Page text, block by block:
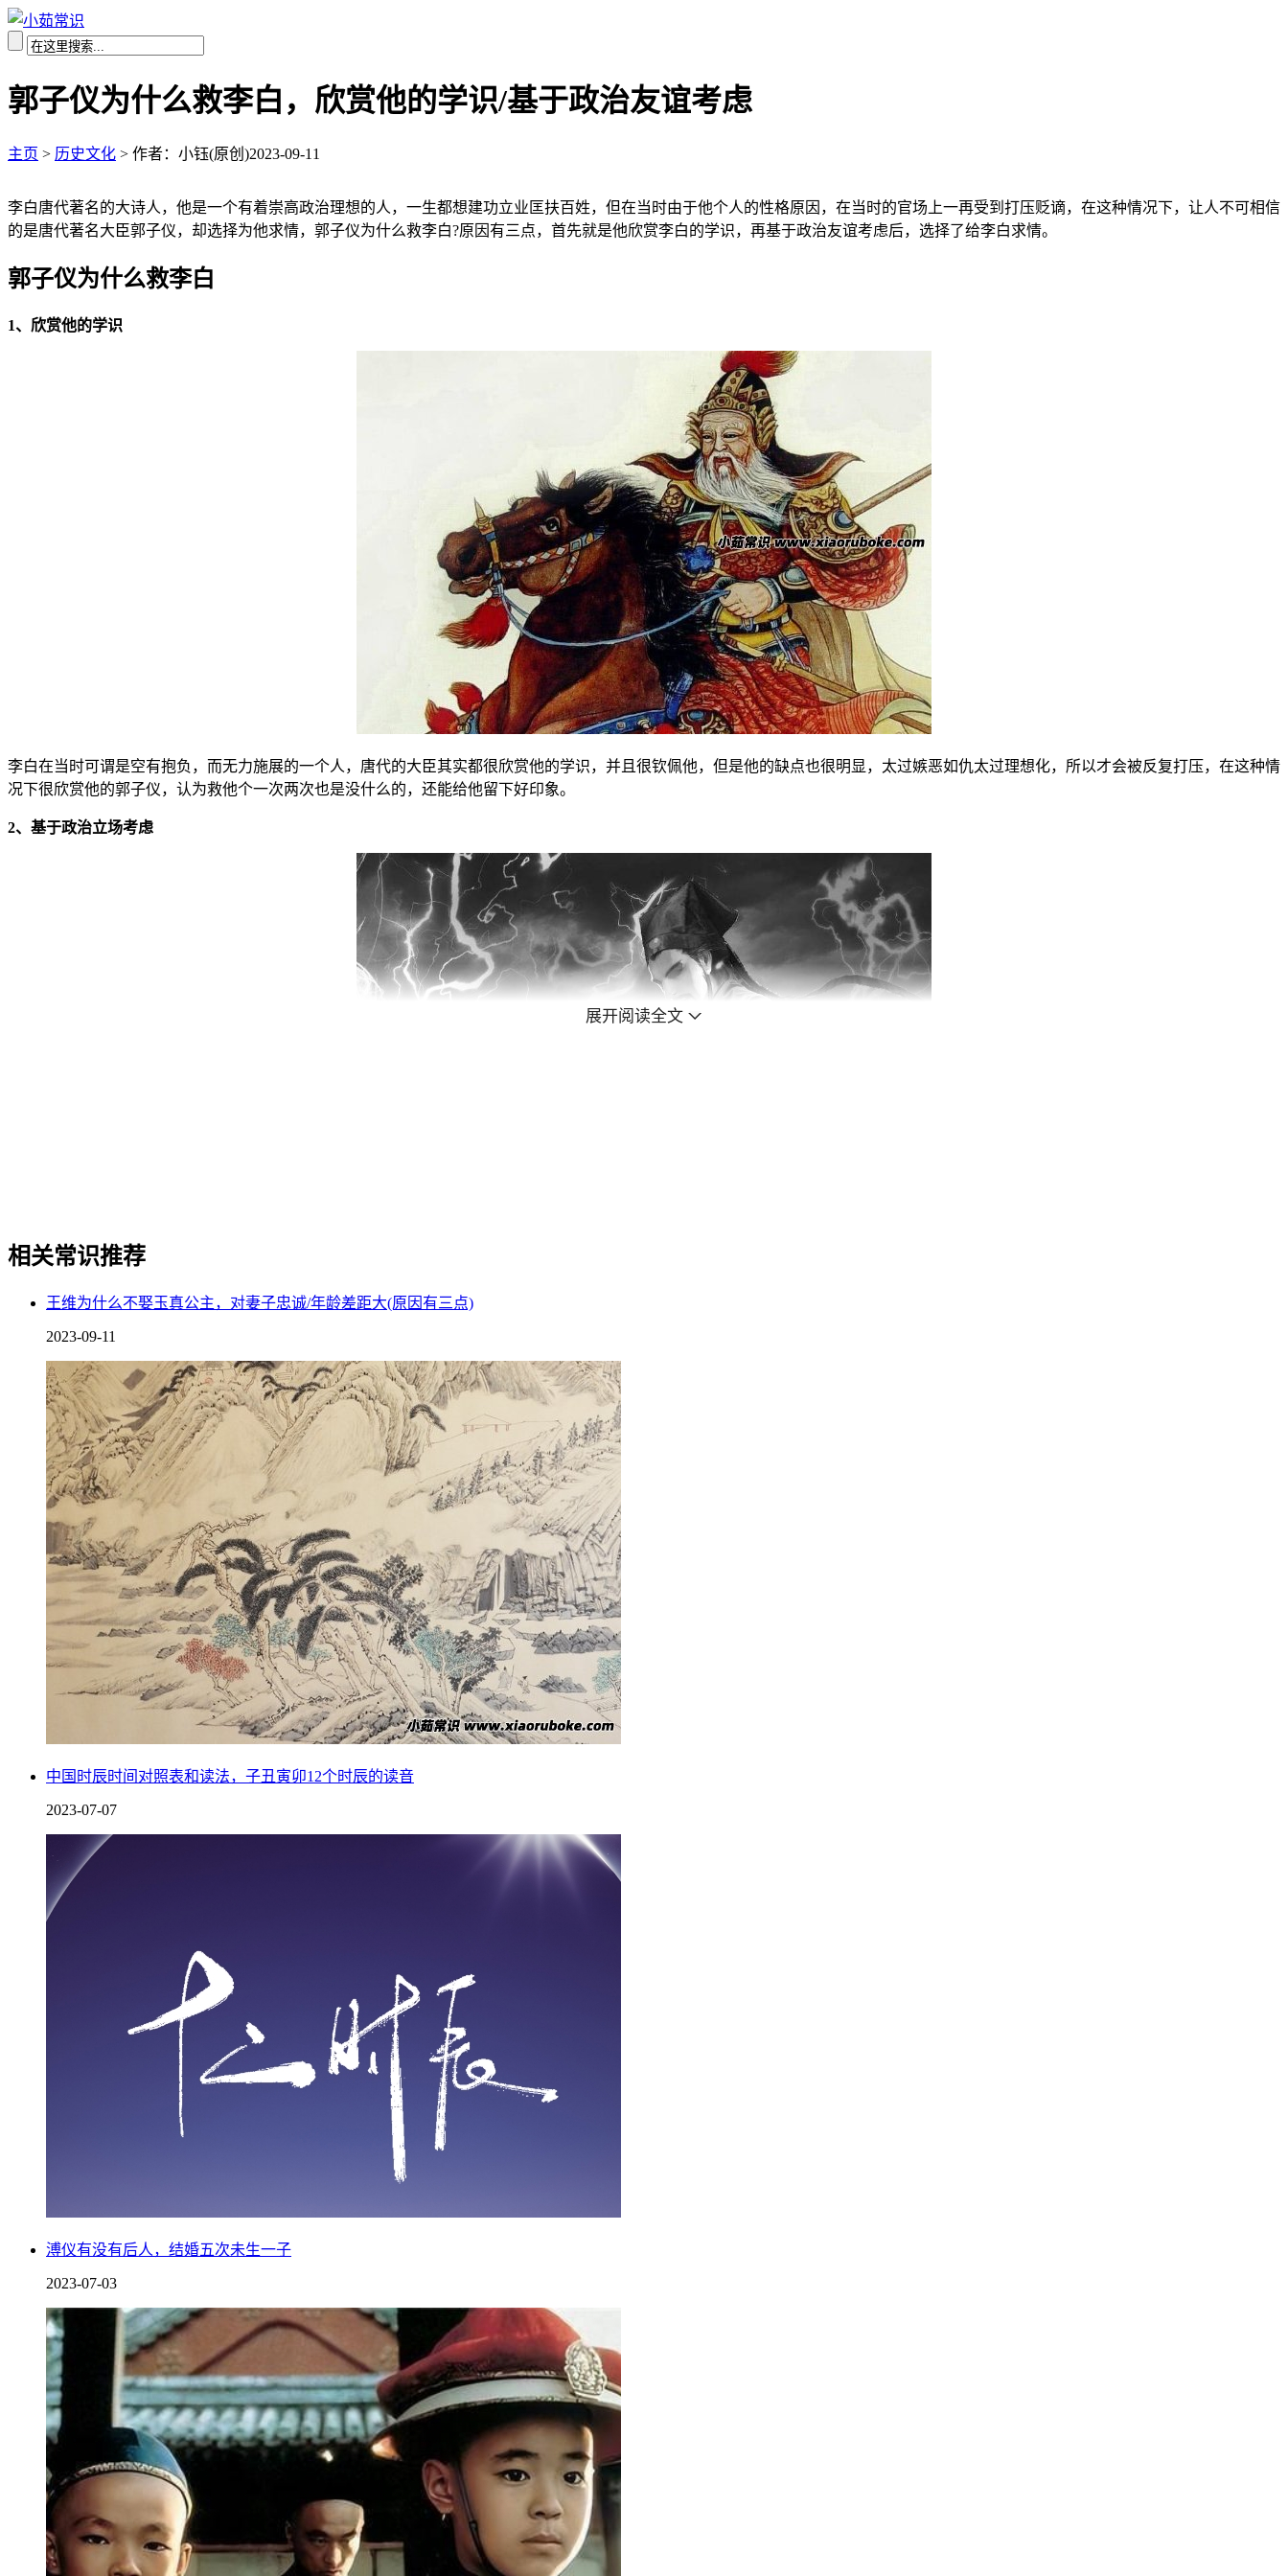
郭子仪为什么救李白，欣赏他的学识/基于政治友谊考虑
主页 > 历史文化 > 作者：小钰(原创)2023-09-11
李白唐代著名的大诗人，他是一个有着崇高政治理想的人，一生都想建功立业匡扶百姓，但在当时由于他个人的性格原因，在当时的官场上一再受到打压贬谪，在这种情况下，让人不可相信
的是唐代著名大臣郭子仪，却选择为他求情，郭子仪为什么救李白?原因有三点，首先就是他欣赏李白的学识，再基于政治友谊考虑后，选择了给李白求情。
郭子仪为什么救李白
1、欣赏他的学识
李白在当时可谓是空有抱负，而无力施展的一个人，唐代的大臣其实都很欣赏他的学识，并且很钦佩他，但是他的缺点也很明显，太过嫉恶如仇太过理想化，所以才会被反复打压，在这种情
况下很欣赏他的郭子仪，认为救他个一次两次也是没什么的，还能给他留下好印象。
2、基于政治立场考虑
再者就是郭子仪救李白，肯定也是基于政治立场考虑的，他是唐朝著名的军事家，自家的条件本身就很好，他选择给李白求情，另外的官员就算是恨他，也不能对他如何，李白在当时的学子
心中，地位是非常高的，郭子仪选择救李白，除了能给他留下好印象。
也能给当时的文人，留下好印象，因此他才选择在李白即将要受到贬谪的时候，及时为他求情，这一举动不仅给文人留下了好印象，也能给李白留下好印象，基于他当时的考虑，假如说李白
以前期李白受难的时候，他才选择一直鼎力相助。
展开阅读全文
相关常识推荐
王维为什么不娶玉真公主，对妻子忠诚/年龄差距大(原因有三点)
2023-09-11
中国时辰时间对照表和读法，子丑寅卯12个时辰的读音
2023-07-07
溥仪有没有后人，结婚五次未生一子
2023-07-03